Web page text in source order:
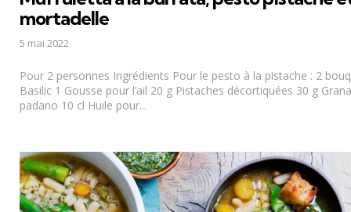
mortadelle
5 mai 2022
Pour 2 personnes Ingrédients Pour le pesto à la pistache : 2
Basilic 1 Gousse pour l’ail 20 g Pistaches décortiquées 30 g Grana
padano 10 cl Huile pour...